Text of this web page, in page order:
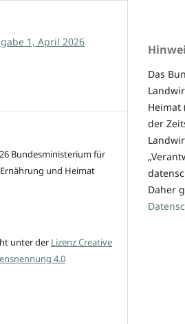
1, April 2026
Bundesministerium für
und Heimat
unter derLizenz Creative
4.0
Das
Heimat
der
Daher